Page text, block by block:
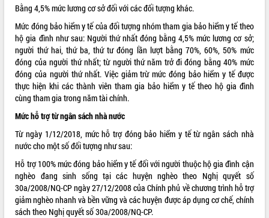
VIDEO
Không có file video nào để phát.
ALBUM ẢNH
Bằng 4,5% mức lương cơ sở đối với các đối tượng khác.
Mức đóng bảo hiểm y tế của đối tượng nhóm tham gia bảo hiểm y tế theo
hộ gia đình như sau: Người thứ nhất đóng bằng 4,5% mức lương cơ sở;
người thứ hai, thứ ba, thứ tư đóng lần lượt bằng 70%, 60%, 50% mức
đóng của người thứ nhất; từ người thứ năm trở đi đóng bằng 40% mức
đóng của người thứ nhất. Việc giảm trừ mức đóng bảo hiểm y tế được
thực hiện khi các thành viên tham gia bảo hiểm y tế theo hộ gia đình
cùng tham gia trong năm tài chính.
Mức hỗ trợ từ ngân sách nhà nước
Từ ngày 1/12/2018, mức hỗ trợ đóng bảo hiểm y tế từ ngân sách nhà
nước cho một số đối tượng như sau:
Hỗ trợ 100% mức đóng bảo hiểm y tế đối với người thuộc hộ gia đình cận
nghèo đang sinh sống tại các huyện nghèo theo Nghị quyết số
30a/2008/NQ-CP ngày 27/12/2008 của Chính phủ về chương trình hỗ trợ
giảm nghèo nhanh và bền vững và các huyện được áp dụng cơ chế, chính
sách theo Nghị quyết số 30a/2008/NQ-CP.